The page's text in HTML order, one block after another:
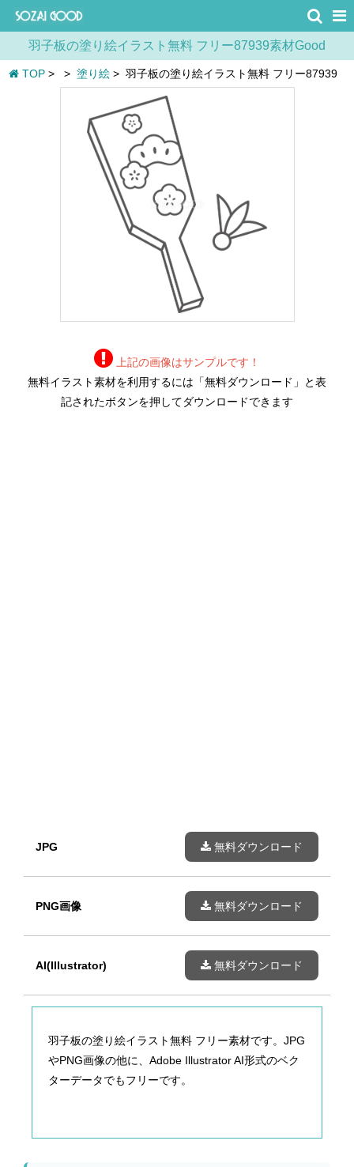
羽子板の塗り絵イラスト無料 フリー87939素材Good
TOP > > 塗り絵 > 羽子板の塗り絵イラスト無料 フリー87939
上記の画像はサンプルです！
無料イラスト素材を利用するには「無料ダウンロード」と表
記されたボタンを押してダウンロードできます
JPG 無料ダウンロード
PNG画像 無料ダウンロード
AI(Illustrator) 無料ダウンロード
羽子板の塗り絵イラスト無料 フリー素材です。JPG
やPNG画像の他に、Adobe Illustrator AI形式のベク
ターデータでもフリーです。